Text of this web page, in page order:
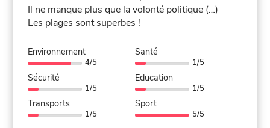
Il ne manque plus que la volonté politique (…)
Les plages sont superbes !
Environnement
4/5
Sécurité
1/5
Transports
1/5
Santé
1/5
Education
1/5
Sport
5/5